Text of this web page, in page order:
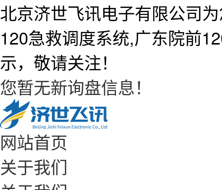
北京济世飞讯电子有限公司
120急救调度系统,广东院前
示，敬请关注！
您暂无新询盘信息！
网站首页
关于我们